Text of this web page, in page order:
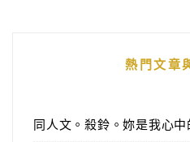
熱門文章
同人文。殺鈴。妳是我心中